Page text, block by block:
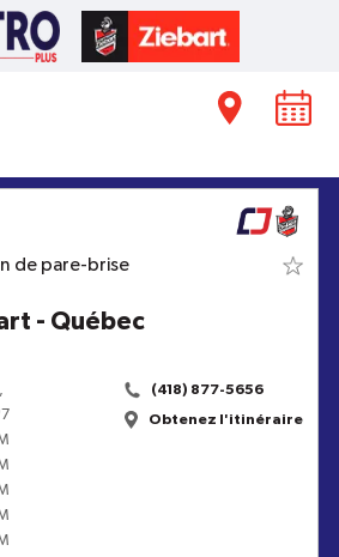
de pare-brise
- Québec
,
(418) 877-5656
Obtenez l'itinéraire